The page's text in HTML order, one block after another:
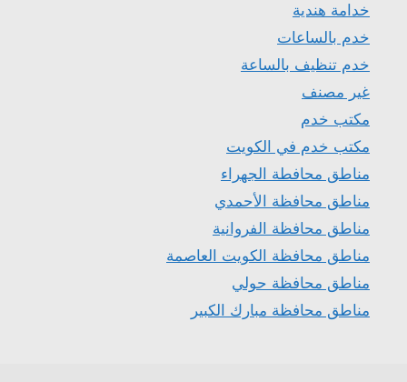
خدامة هندية
خدم بالساعات
خدم تنظيف بالساعة
غير مصنف
مكتب خدم
مكتب خدم في الكويت
مناطق محافطة الجهراء
مناطق محافظة الأحمدي
مناطق محافظة الفروانية
مناطق محافظة الكويت العاصمة
مناطق محافظة حولي
مناطق محافظة مبارك الكبير